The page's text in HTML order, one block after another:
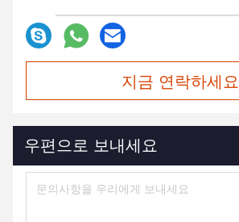
지금 연락하세요
우편으로 보내세요